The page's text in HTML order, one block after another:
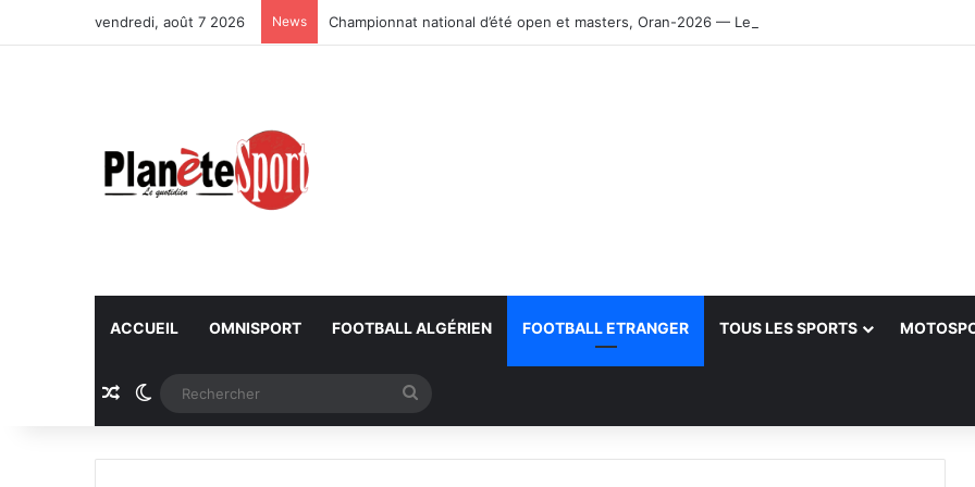
vendredi, août 7 2026 News Championnat national d’été open et masters, Oran-2026 — Le CRB s’adjuge le titre
ACCUEIL OMNISPORT FOOTBALL ALGÉRIEN FOOTBALL ETRANGER TOUS LES SPORTS
Article Aléatoire
Switch skin